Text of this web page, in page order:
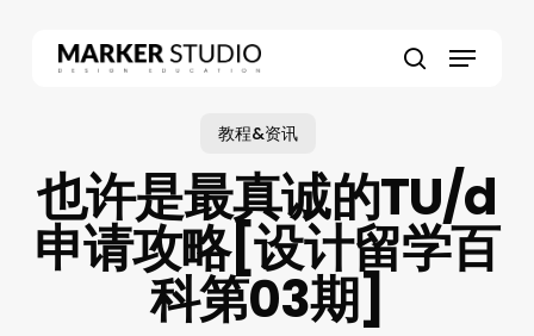
Menu
教程&资讯
也许是最真诚的TU/d
申请攻略[设计留学百
科第03期]